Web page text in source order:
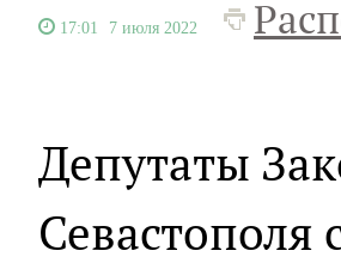
17:01 7 июля 2022
Депутаты
Севастополя